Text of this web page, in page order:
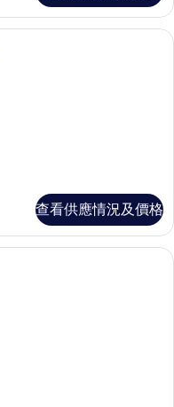
套房, 1 張特大雙人床 (Master) |
查看供應情況及價格
套房, 1 張特大雙人床 (Junior) |